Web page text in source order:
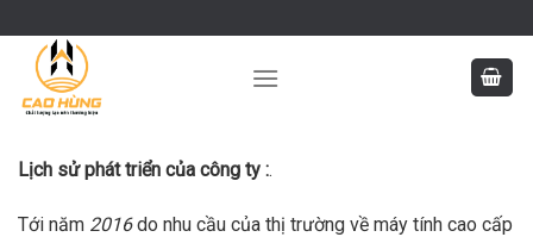
to
content
Lịch sử phát triển của công ty :.
Tới năm 2016do nhu cầu của thị trường về máy tính cao cấp